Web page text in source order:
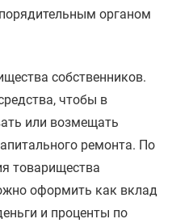
органом
собственников.
чтобы в
или возмещать
ремонта. По
товарищества
оформить как вклад
и проценты по